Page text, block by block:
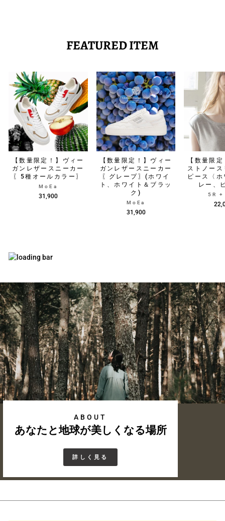
FEATURED ITEM
【数量限定！】ヴィー
ガンレザースニーカー
〖5種オールカラー〗
MoEa
31,900
【数量限定！】ヴィー
ガンレザースニーカー
〖グレープ〗(ホワイ
ト、ホワイト＆ブラッ
ク)
MoEa
31,900
【数量限
ストノー
ピース〈
レー、
5R +
ABOUT
あなたと地球が美しくなる場所
詳しく見る